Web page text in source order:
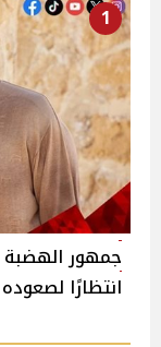
1
جمهور الهضبة
انتظارًا